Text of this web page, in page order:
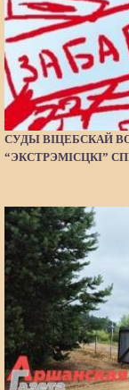
СУДЫ ВІЦЕБСКАЙ
“ЭКСТРЭМІСЦКІ”